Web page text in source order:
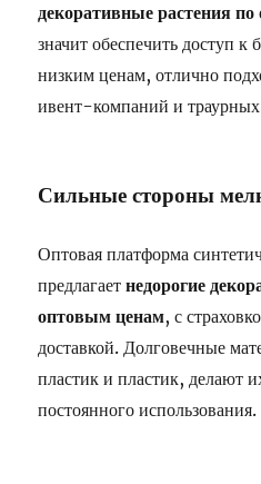
декоративные растения
значит обеспечить доступ к
низким ценам, отлично
ивент-компаний и
Сильные стороны
Оптовая платформа
предлагаетнедорогие
оптовым ценам, с
доставкой. Долговечные
пластик и пластик, делают
постоянного использования.